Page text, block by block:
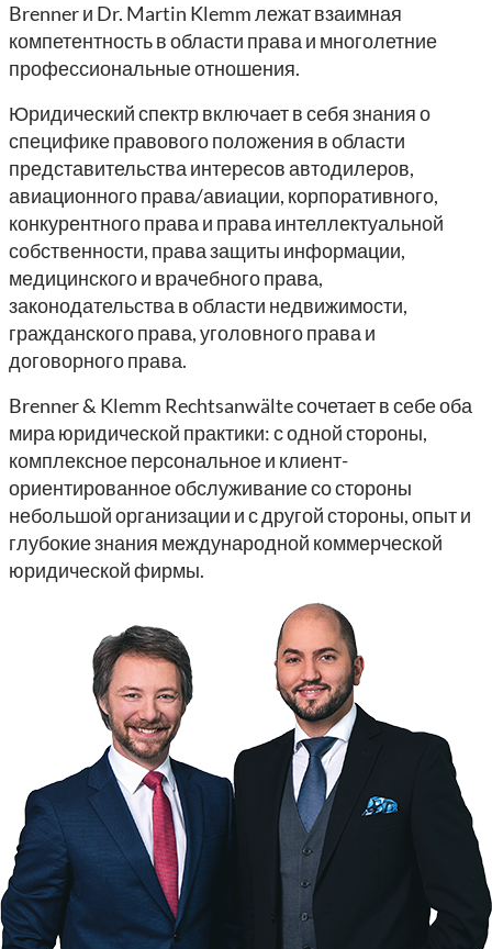
Brenner и Dr. Martin Klemm лежат взаимная
компетентность в области права и многолетние
профессиональные отношения.
Юридический спектр включает в себя знания о
специфике правового положения в области
представительства интересов автодилеров,
авиационного права/авиации, корпоративного,
конкурентного права и права интеллектуальной
собственности, права защиты информации,
медицинского и врачебного права,
законодательства в области недвижимости,
гражданского права, уголовного права и
договорного права.
Brenner & Klemm Rechtsanwälte сочетает в себе оба
мира юридической практики: с одной стороны,
комплексное персональное и клиент-
ориентированное обслуживание со стороны
небольшой организации и с другой стороны, опыт и
глубокие знания международной коммерческой
юридической фирмы.